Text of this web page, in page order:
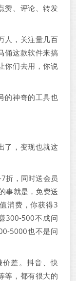
赞、评论、转发
人，关注量几百
俑这款软件来搞
你们去用，你说
的神奇的工具也
了，变现也就这
折，同时送会员
事就是，免费送
消费，你获得3
300-500不成问
5000也不是问
差。抖音、快
等，都有很大的